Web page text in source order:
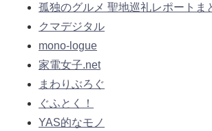
孤独のグルメ 聖地巡礼レポートま
クマデジタル
mono-logue
家電女子.net
まわりぶろぐ
ぐふとく！
YAS的なモノ